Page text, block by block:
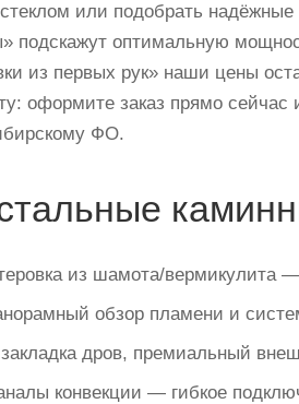
или подобрать надёжные
подскажут оптимальную
из первых рук» наши цены
оформите заказ прямо сейчас
ФО.
из шамота/вермикулита —
обзор пламени и
дров, премиальный
конвекции — гибкое